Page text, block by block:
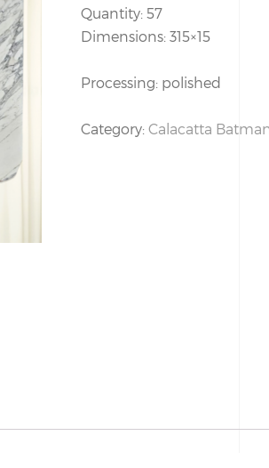
Quantity: 57
Dimensions: 315×15
Processing: polished
Category:Calacatta